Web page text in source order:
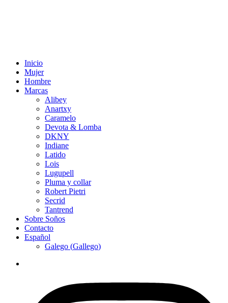
Inicio
Mujer
Hombre
Marcas
Alibey
Anartxy
Caramelo
Devota & Lomba
DKNY
Indiane
Latido
Lois
Lugupell
Pluma y collar
Robert Pietri
Secrid
Tantrend
Sobre Soños
Contacto
Español
Galego (Gallego)